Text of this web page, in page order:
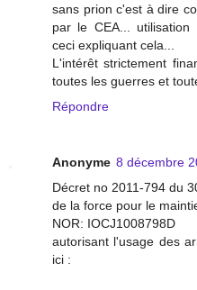
sans prion c'est à dire
par le CEA... utilisation
ceci expliquant cela...
L'intérêt strictement
toutes les guerres et
Répondre
Anonyme 8 décembre
Décret no 2011-794 du
de la force pour le
NOR: IOCJ1008798D
autorisant l'usage des
ici :